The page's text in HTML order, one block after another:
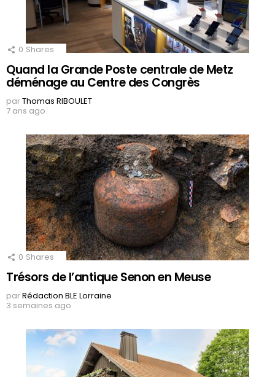
0 Shares
Quand la Grande Poste centrale de Metz
déménage au Centre des Congrès
parThomas RIBOULET
7 ans ago
0 Shares
Trésors de l’antique Senon en Meuse
parRédaction BLE Lorraine
3 semaines ago